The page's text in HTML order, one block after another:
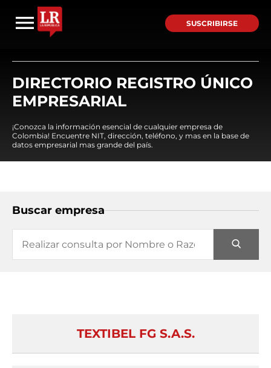
SUSCRIBIRSE
DIRECTORIO REGISTRO ÚNICO
EMPRESARIAL
¡Conozca la información esencial de cualquier empresa de
Colombia! Encuentre NIT, dirección, teléfono, y mas en la base de
datos empresarial mas grande del país.
Buscar empresa
TEXTIBEL FG S.A.S.